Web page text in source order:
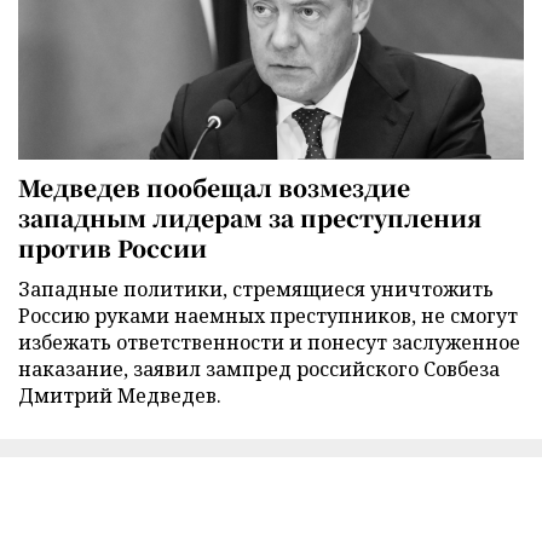
Медведев пообещал возмездие
западным лидерам за преступления
против России
Западные политики, стремящиеся уничтожить
Россию руками наемных преступников, не смогут
избежать ответственности и понесут заслуженное
наказание, заявил зампред российского Совбеза
Дмитрий Медведев.